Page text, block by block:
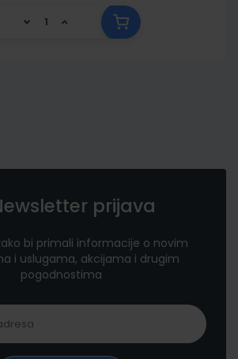
prijava
bi primali informacije o novim
i uslugama, akcijama i drugim
pogodnostima